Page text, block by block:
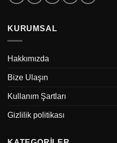
KURUMSAL
Hakkımızda
Bize Ulaşın
Kullanım Şartları
Gizlilik politikası